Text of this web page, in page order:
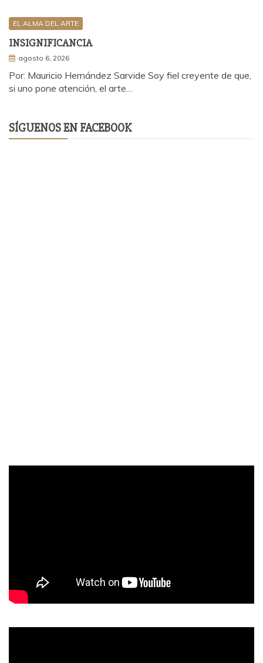
EL ALMA DEL ARTE
INSIGNIFICANCIA
agosto 6, 2026
Por: Mauricio Hernández Sarvide Soy fiel creyente de que,
si uno pone atención, el arte…
SÍGUENOS EN FACEBOOK